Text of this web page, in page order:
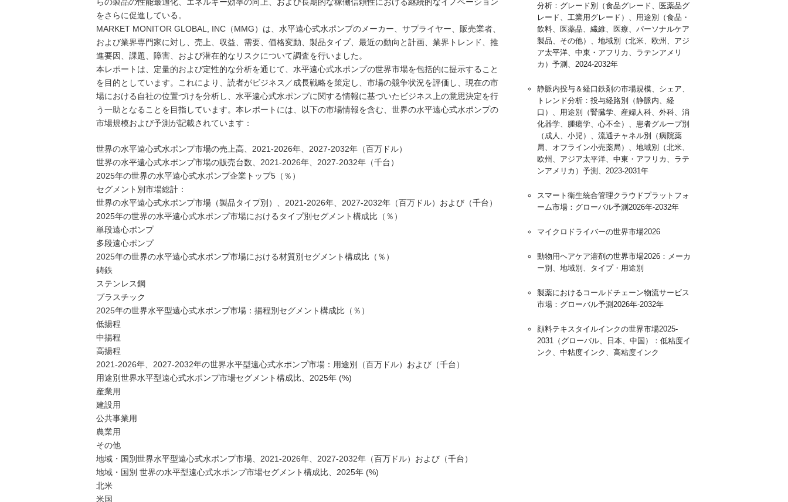
らの製品の性能最適化、エネルギー効率の向上、および長期的な稼働信頼性における継続的なイノベーション
をさらに促進している。
MARKET MONITOR GLOBAL, INC（MMG）は、水平遠心式水ポンプのメーカー、サプライヤー、販売業者、
および業界専門家に対し、売上、収益、需要、価格変動、製品タイプ、最近の動向と計画、業界トレンド、推
進要因、課題、障害、および潜在的なリスクについて調査を行いました。
本レポートは、定量的および定性的な分析を通じて、水平遠心式水ポンプの世界市場を包括的に提示すること
を目的としています。これにより、読者がビジネス／成長戦略を策定し、市場の競争状況を評価し、現在の市
場における自社の位置づけを分析し、水平遠心式水ポンプに関する情報に基づいたビジネス上の意思決定を行
う一助となることを目指しています。本レポートには、以下の市場情報を含む、世界の水平遠心式水ポンプの
市場規模および予測が記載されています：
世界の水平遠心式水ポンプ市場の売上高、2021-2026年、2027-2032年（百万ドル）
世界の水平遠心式水ポンプ市場の販売台数、2021-2026年、2027-2032年（千台）
2025年の世界の水平遠心式水ポンプ企業トップ5（％）
セグメント別市場総計：
世界の水平遠心式水ポンプ市場（製品タイプ別）、2021-2026年、2027-2032年（百万ドル）および（千台）
2025年の世界の水平遠心式水ポンプ市場におけるタイプ別セグメント構成比（％）
単段遠心ポンプ
多段遠心ポンプ
2025年の世界の水平遠心式水ポンプ市場における材質別セグメント構成比（％）
鋳鉄
ステンレス鋼
プラスチック
2025年の世界水平型遠心式水ポンプ市場：揚程別セグメント構成比（％）
低揚程
中揚程
高揚程
2021-2026年、2027-2032年の世界水平型遠心式水ポンプ市場：用途別（百万ドル）および（千台）
用途別世界水平型遠心式水ポンプ市場セグメント構成比、2025年 (%)
産業用
建設用
公共事業用
農業用
その他
地域・国別世界水平型遠心式水ポンプ市場、2021-2026年、2027-2032年（百万ドル）および（千台）
地域・国別 世界の水平型遠心式水ポンプ市場セグメント構成比、2025年 (%)
北米
米国
分析：グレード別（食品グレード、医薬品グ
レード、工業用グレード）、用途別（食品・
飲料、医薬品、繊維、医療、パーソナルケア
製品、その他）、地域別（北米、欧州、アジ
ア太平洋、中東・アフリカ、ラテンアメリ
カ）予測、2024-2032年
静脈内投与＆経口鉄剤の市場規模、シェア、
トレンド分析：投与経路別（静脈内、経
口）、用途別（腎臓学、産婦人科、外科、消
化器学、腫瘍学、心不全）、患者グループ別
（成人、小児）、流通チャネル別（病院薬
局、オフライン小売薬局）、地域別（北米、
欧州、アジア太平洋、中東・アフリカ、ラテ
ンアメリカ）予測、2023-2031年
スマート衛生統合管理クラウドプラットフォ
ーム市場：グローバル予測2026年-2032年
マイクロドライバーの世界市場2026
動物用ヘアケア溶剤の世界市場2026：メーカ
ー別、地域別、タイプ・用途別
製薬におけるコールドチェーン物流サービス
市場：グローバル予測2026年-2032年
顔料テキスタイルインクの世界市場2025-
2031（グローバル、日本、中国）：低粘度イ
ンク、中粘度インク、高粘度インク